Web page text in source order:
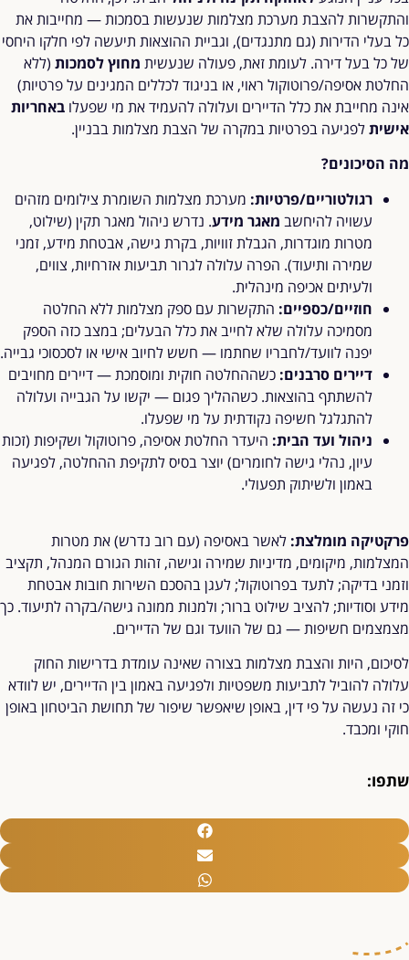
והתקשרות להצבת מערכת מצלמות שנעשות בסמכות — מחייבות את
כל בעלי הדירות (גם מתנגדים), וגביית ההוצאות תיעשה לפי חלקו היחסי
של כל בעל דירה. לעומת זאת, פעולה שנעשית מחוץ לסמכות (ללא
החלטת אסיפה/פרוטוקול ראוי, או בניגוד לכללים המגינים על פרטיות)
אינה מחייבת את כלל הדיירים ועלולה להעמיד את מי שפעלו באחריות
אישיתלפגיעה בפרטיות במקרה של הצבת מצלמות בבניין.
מה הסיכונים?
רגולטוריים/פרטיות: מערכת מצלמות השומרת צילומים מזהים
עשויה להיחשב מאגר מידע. נדרש ניהול מאגר תקין (שילוט,
מטרות מוגדרות, הגבלת זוויות, בקרת גישה, אבטחת מידע, זמני
שמירה ותיעוד). הפרה עלולה לגרור תביעות אזרחיות, צווים,
ולעיתים אכיפה מינהלית.
חוזיים/כספיים: התקשרות עם ספק מצלמות ללא החלטה
מסמיכה עלולה שלא לחייב את כלל הבעלים; במצב כזה הספק
יפנה לוועד/לחבריו שחתמו — חשש לחיוב אישי או לסכסוכי גבייה.
דיירים סרבנים: כשההחלטה חוקית ומוסמכת — דיירים מחויבים
להשתתף בהוצאות. כשההליך פגום — יקשו על הגבייה ועלולה
להתגלגל חשיפה נקודתית על מי שפעלו.
ניהול ועד הבית: היעדר החלטת אסיפה, פרוטוקול ושקיפות (זכות
עיון, נהלי גישה לחומרים) יוצר בסיס לתקיפת ההחלטה, לפגיעה
באמון ולשיתוק תפעולי.
פרקטיקה מומלצת: לאשר באסיפה (עם רוב נדרש) את מטרות
המצלמות, מיקומים, מדיניות שמירה וגישה, זהות הגורם המנהל, תקציב
וזמני בדיקה; לתעד בפרוטוקול; לעגן בהסכם השירות חובות אבטחת
מידע וסודיות; להציב שילוט ברור; ולמנות ממונה גישה/בקרה לתיעוד. כך
מצמצמים חשיפות — גם של הוועד וגם של הדיירים.
לסיכום, היות והצבת מצלמות בצורה שאינה עומדת בדרישות החוק
עלולה להוביל לתביעות משפטיות ולפגיעה באמון בין הדיירים, יש לוודא
כי זה נעשה על פי דין, באופן שיאפשר שיפור של תחושת הביטחון באופן
חוקי ומכבד.
שתפו: